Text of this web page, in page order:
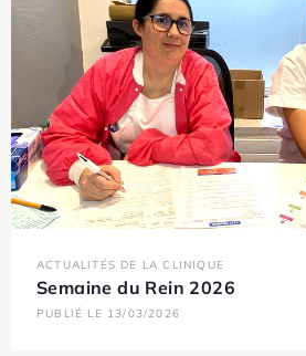
ACTUALITÉS DE LA CLINIQUE
Semaine du Rein 2026
PUBLIÉ LE 13/03/2026